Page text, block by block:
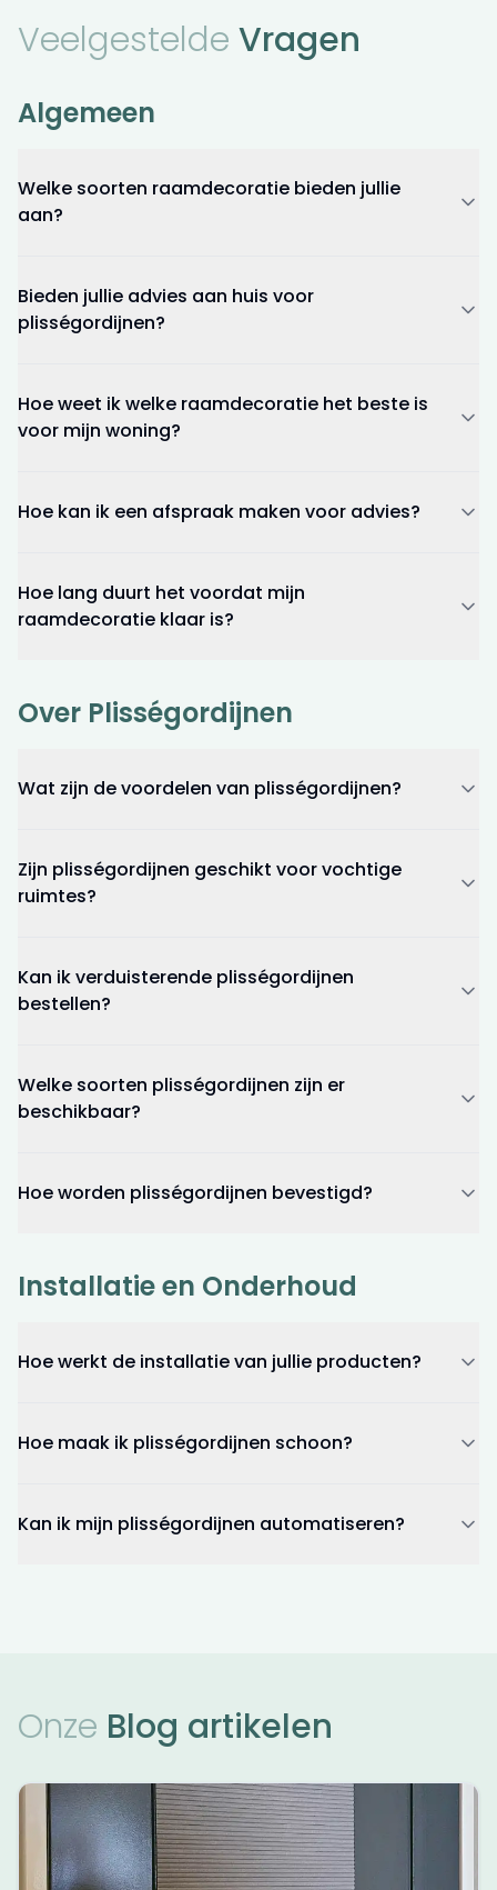
Veelgestelde Vragen
Algemeen
Welke soorten raamdecoratie bieden jullie
aan?
Bieden jullie advies aan huis voor
plisségordijnen?
Hoe weet ik welke raamdecoratie het beste is
voor mijn woning?
Hoe kan ik een afspraak maken voor advies?
Hoe lang duurt het voordat mijn
raamdecoratie klaar is?
Over Plisségordijnen
Wat zijn de voordelen van plisségordijnen?
Zijn plisségordijnen geschikt voor vochtige
ruimtes?
Kan ik verduisterende plisségordijnen
bestellen?
Welke soorten plisségordijnen zijn er
beschikbaar?
Hoe worden plisségordijnen bevestigd?
Installatie en Onderhoud
Hoe werkt de installatie van jullie producten?
Hoe maak ik plisségordijnen schoon?
Kan ik mijn plisségordijnen automatiseren?
Onze Blog artikelen